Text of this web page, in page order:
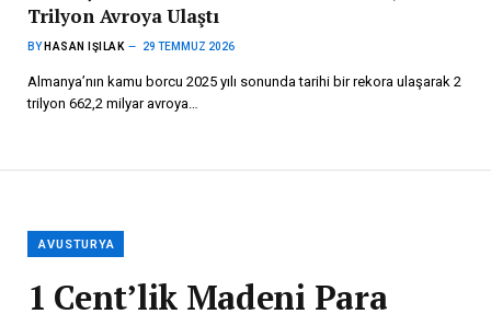
Trilyon Avroya Ulaştı
BY HASAN IŞILAK 29 TEMMUZ 2026
Almanya’nın kamu borcu 2025 yılı sonunda tarihi bir rekora ulaşarak 2
trilyon 662,2 milyar avroya…
AVUSTURYA
1 Cent’lik Madeni Para